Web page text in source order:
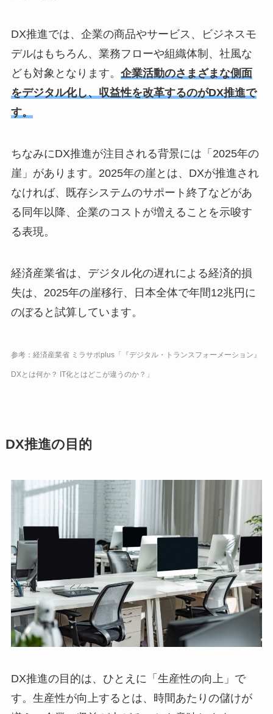
DX推進では、企業の商品やサービス、ビジネスモ
デルはもちろん、業務フローや組織体制、社風な
ども対象となります。 企業活動のさまざまな側面
をデジタル化し、収益性を改革するのがDX推進で
す。
ちなみにDX推進が注目される背景には「2025年の
崖」があります。2025年の崖とは、DXが推進され
なければ、既存システムのサポート終了などがあ
る同年以降、企業のコストが増えることを示唆す
る表現。
経済産業省は、デジタル化の遅れによる経済的損
失は、2025年の崖移行、日本全体で年間12兆円に
のぼると試算しています。
参考：経済産業省 ミラサポplus「『デジタル・トランスフォーメーション』
DXとは何か？ IT化とはどこが違うのか？」
DX推進の目的
DX推進の目的は、ひとえに「生産性の向上」で
す。生産性が向上するとは、時間あたりの儲けが